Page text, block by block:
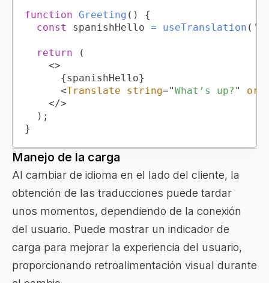
function Greeting ( )
{
const
spanishHello = useTranslation (
return
(
<>
{spanishHello}
<Translate string="What’s up? "
</>
) ;
}
Manejo de la carga
Al cambiar de idioma en el lado del cliente, la
obtención de las traducciones puede tardar
unos momentos, dependiendo de la conexión
del usuario. Puede mostrar un indicador de
carga para mejorar la experiencia del usuario,
proporcionando retroalimentación visual durante